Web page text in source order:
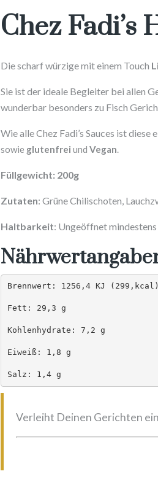
Chez Fadi’s
Die scharf würzige mit einem Touch
Sie ist der ideale Begleiter bei allen
wunderbar besonders zu Fisch
Wie alle Chez Fadi’s Sauces ist
sowie glutenfrei und Vegan.
Füllgewicht: 200g
Zutaten: Grüne Chilischoten,
Haltbarkeit: Ungeöffnet
Brennwert: 1256,4 KJ (299,kcal)
Fett: 29,3 g
Kohlenhydrate: 7,2 g
Eiweiß: 1,8 g
Salz: 1,4 g
Verleiht Deinen Gerichten